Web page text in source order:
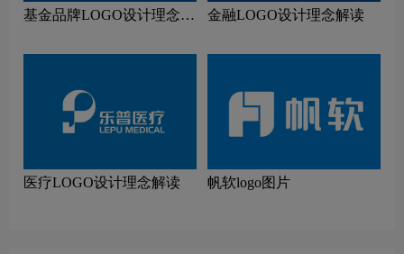
基金品牌LOGO设计理念解
金融LOGO设计理念解读
医疗LOGO设计理念解读 帆软logo图片